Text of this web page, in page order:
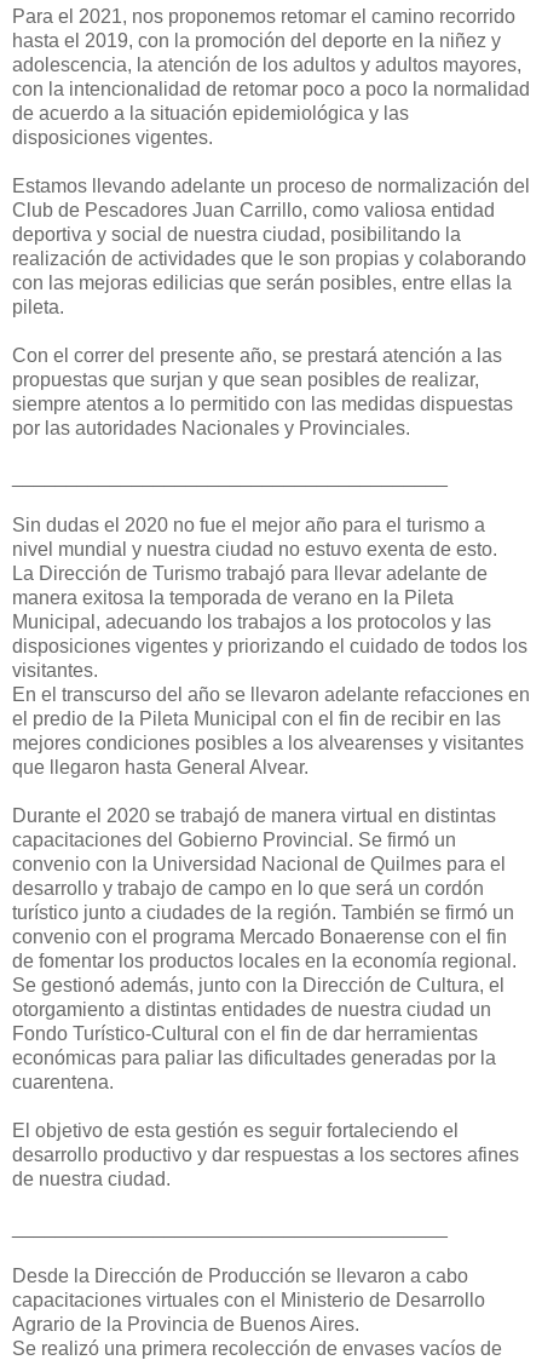
Para el 2021, nos proponemos retomar el camino recorrido
hasta el 2019, con la promoción del deporte en la niñez y
adolescencia, la atención de los adultos y adultos mayores,
con la intencionalidad de retomar poco a poco la normalidad
de acuerdo a la situación epidemiológica y las
disposiciones vigentes.
Estamos llevando adelante un proceso de normalización del
Club de Pescadores Juan Carrillo, como valiosa entidad
deportiva y social de nuestra ciudad, posibilitando la
realización de actividades que le son propias y colaborando
con las mejoras edilicias que serán posibles, entre ellas la
pileta.
Con el correr del presente año, se prestará atención a las
propuestas que surjan y que sean posibles de realizar,
siempre atentos a lo permitido con las medidas dispuestas
por las autoridades Nacionales y Provinciales.
Sin dudas el 2020 no fue el mejor año para el turismo a
nivel mundial y nuestra ciudad no estuvo exenta de esto.
La Dirección de Turismo trabajó para llevar adelante de
manera exitosa la temporada de verano en la Pileta
Municipal, adecuando los trabajos a los protocolos y las
disposiciones vigentes y priorizando el cuidado de todos los
visitantes.
En el transcurso del año se llevaron adelante refacciones en
el predio de la Pileta Municipal con el fin de recibir en las
mejores condiciones posibles a los alvearenses y visitantes
que llegaron hasta General Alvear.
Durante el 2020 se trabajó de manera virtual en distintas
capacitaciones del Gobierno Provincial. Se firmó un
convenio con la Universidad Nacional de Quilmes para el
desarrollo y trabajo de campo en lo que será un cordón
turístico junto a ciudades de la región. También se firmó un
convenio con el programa Mercado Bonaerense con el fin
de fomentar los productos locales en la economía regional.
Se gestionó además, junto con la Dirección de Cultura, el
otorgamiento a distintas entidades de nuestra ciudad un
Fondo Turístico-Cultural con el fin de dar herramientas
económicas para paliar las dificultades generadas por la
cuarentena.
El objetivo de esta gestión es seguir fortaleciendo el
desarrollo productivo y dar respuestas a los sectores afines
de nuestra ciudad.
Desde la Dirección de Producción se llevaron a cabo
capacitaciones virtuales con el Ministerio de Desarrollo
Agrario de la Provincia de Buenos Aires.
Se realizó una primera recolección de envases vacíos de